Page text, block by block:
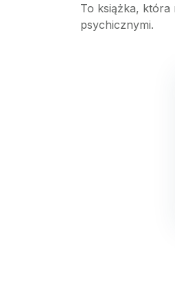
To książka, która
psychicznymi.